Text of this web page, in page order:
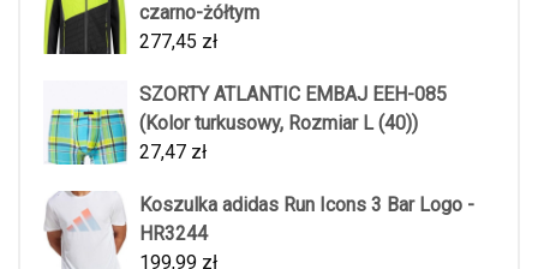
czarno-żółtym
277,45 zł
SZORTY ATLANTIC EMBAJ EEH-085
(Kolor turkusowy, Rozmiar L (40))
27,47 zł
Koszulka adidas Run Icons 3 Bar Logo -
HR3244
199,99 zł